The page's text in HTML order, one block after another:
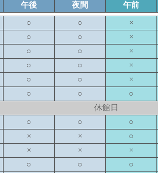
午後 夜間 午前
○ ○ ×
○ ○ ×
○ ○ ×
○ ○ ×
○ ○ ×
○ ○ ○
休館日
○ ○ ○
× × ○
× × ×
○ ○ ○